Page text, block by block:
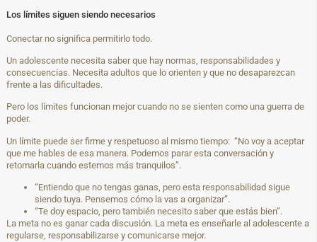
Los límites siguen siendo necesarios
Conectar no significa permitirlo todo.
Un adolescente necesita saber que hay normas, responsabilidades y
consecuencias. Necesita adultos que lo orienten y que no desaparezcan
frente a las dificultades.
Pero los límites funcionan mejor cuando no se sienten como una guerra de
poder.
Un límite puede ser firme y respetuoso al mismo tiempo: “No voy a aceptar
que me hables de esa manera. Podemos parar esta conversación y
retomarla cuando estemos más tranquilos”.
“Entiendo que no tengas ganas, pero esta responsabilidad sigue
siendo tuya. Pensemos cómo la vas a organizar”.
“Te doy espacio, pero también necesito saber que estás bien”.
La meta no es ganar cada discusión. La meta es enseñarle al adolescente a
regularse, responsabilizarse y comunicarse mejor.